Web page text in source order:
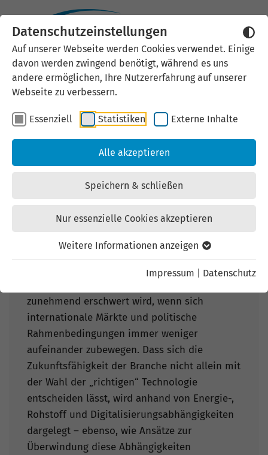
Datenschutzeinstellungen
Auf unserer Webseite werden Cookies verwendet. Einige
davon werden zwingend benötigt, während es uns
andere ermöglichen, Ihre Nutzererfahrung auf unserer
Webseite zu verbessern.
Essenziell Statistiken Externe Inhalte
Alle akzeptieren
Speichern & schließen
Nur essenzielle Cookies akzeptieren
Weitere Informationen anzeigen
Impressum Datenschutz
Studienreihe:
Automonitor
Automonitor 2026
Der AUTOMONITOR Thüringen 2026 beleuchtet
Unternehmen der Thüringer Automobil- und
erfolgreich sein können. Gleichzeitig wird
zunehmend erschwert wird, wenn sich
internationale Märkte und politische
Rahmenbedingungen immer weniger
aufeinander zubewegen. Dass sich die
Zukunftsfähigkeit der Branche nicht allein mit
der Wahl der „richtigen“ Technologie
entscheiden lässt, wird anhand von Energie-,
Rohstoff und Digitalisierungsabhängigkeiten
dargelegt – ebenso, wie Ansätze zur
Überwindung diese Abhängigkeiten